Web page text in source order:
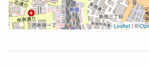
Leaflet| ©